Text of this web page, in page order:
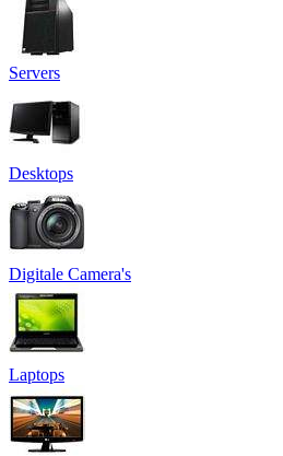
Servers
Desktops
Digitale Camera's
Laptops